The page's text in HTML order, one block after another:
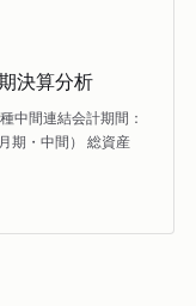
決算分析
中間連結会計期間：
期・中間） 総資産